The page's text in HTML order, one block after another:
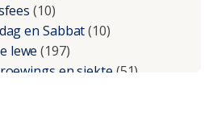
(10)
en Sabbat(10)
lewe (197)
en siekte(51)